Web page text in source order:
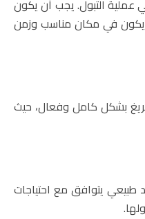
التبول. يجب أن يكون
يكون في مكان مناسب وزمن
بشكل كامل وفعال، حيث
طبيعي يتوافق مع احتياجات